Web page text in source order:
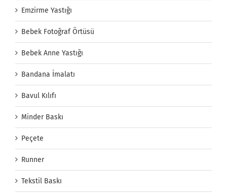
Emzirme Yastığı
Bebek Fotoğraf Örtüsü
Bebek Anne Yastığı
Bandana İmalatı
Bavul Kılıfı
Minder Baskı
Peçete
Runner
Tekstil Baskı